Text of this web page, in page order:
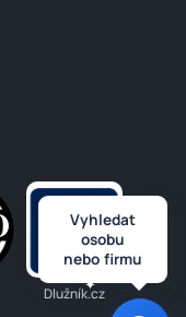
Dlužník.cz
Vyhledat
osobu
nebo firmu